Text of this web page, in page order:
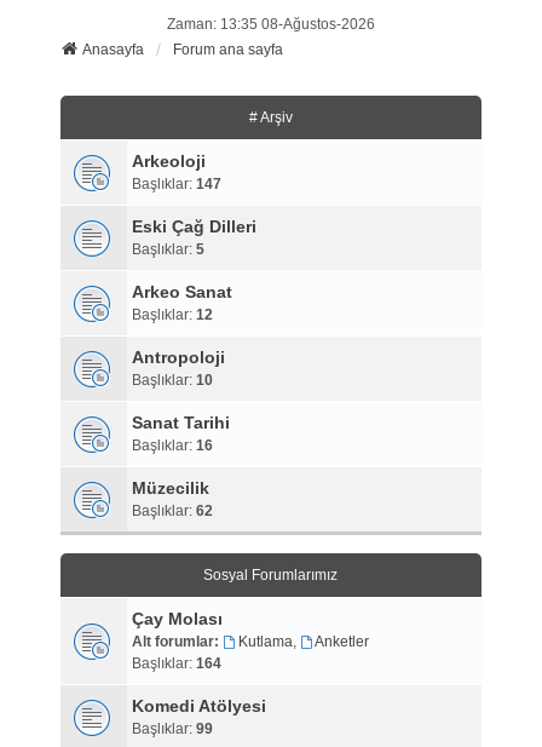
Zaman: 13:35 08-Ağustos-2026
Anasayfa
Forum ana sayfa
# Arşiv
Arkeoloji
Başlıklar: 147
Eski Çağ Dilleri
Başlıklar: 5
Arkeo Sanat
Başlıklar: 12
Antropoloji
Başlıklar: 10
Sanat Tarihi
Başlıklar: 16
Müzecilik
Başlıklar: 62
Sosyal Forumlarımız
Çay Molası
Alt forumlar: Kutlama,
Anketler
Başlıklar: 164
Komedi Atölyesi
Başlıklar: 99